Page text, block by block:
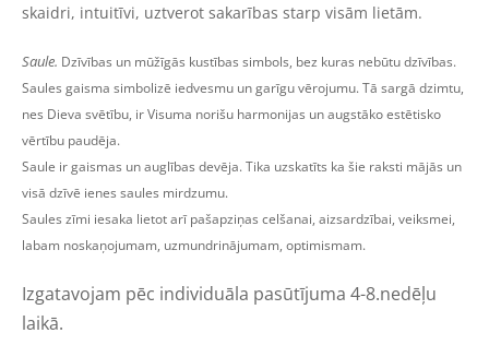
skaidri, intuitīvi, uztverot sakarības starp visām lietām.
Saule. Dzīvības un mūžīgās kustības simbols, bez kuras nebūtu dzīvības.
Saules gaisma simbolizē iedvesmu un garīgu vērojumu. Tā sargā dzimtu,
nes Dieva svētību, ir Visuma norišu harmonijas un augstāko estētisko
vērtību paudēja.
Saule ir gaismas un auglības devēja. Tika uzskatīts ka šie raksti mājās un
visā dzīvē ienes saules mirdzumu.
Saules zīmi iesaka lietot arī pašapziņas celšanai, aizsardzībai, veiksmei,
labam noskaņojumam, uzmundrinājumam, optimismam.
Izgatavojam pēc individuāla pasūtījuma 4-8.nedēļu
laikā.